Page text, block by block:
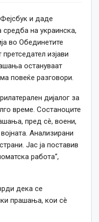
и даде
средба на украинска,
во Обединетите
изјави
остануваат
повеќе разговори.
дијалог за
време. Состаноците
пред сè, воени,
Анализирани
Јас ја поставив
работа“,
дека се
прашања, кои сè